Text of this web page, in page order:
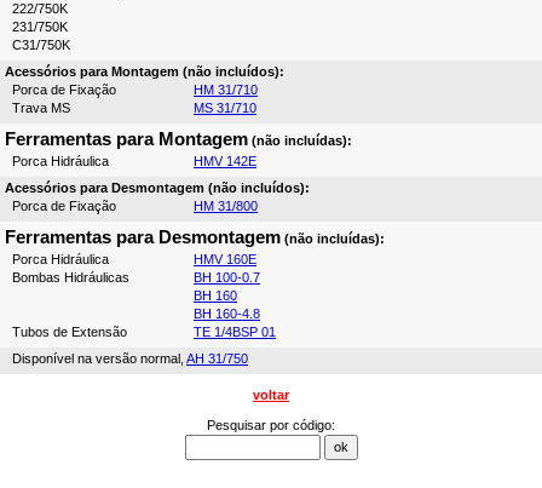
222/750K
231/750K
C31/750K
Acessórios para Montagem (não incluídos):
Porca de Fixação
HM 31/710
Trava MS
MS 31/710
Ferramentas para Montagem (não incluídas):
Porca Hidráulica
HMV 142E
Acessórios para Desmontagem (não incluídos):
Porca de Fixação
HM 31/800
Ferramentas para Desmontagem (não incluídas):
Porca Hidráulica
HMV 160E
Bombas Hidráulicas
BH 100-0.7
BH 160
BH 160-4.8
Tubos de Extensão
TE 1/4BSP 01
Disponível na versão normal, AH 31/750
voltar
Pesquisar por código: